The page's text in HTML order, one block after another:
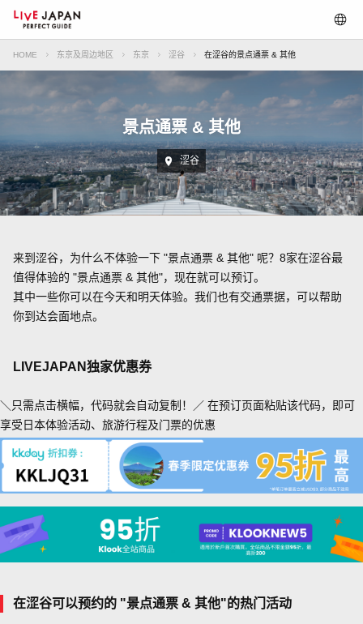
HOME 东京及周边地区 东京 涩谷 在涩谷的景点通票 & 其他
景点通票 & 其他
涩谷
来到涩谷，为什么不体验一下 "景点通票 & 其他" 呢？8家在涩谷最
值得体验的 "景点通票 & 其他"，现在就可以预订。
其中一些你可以在今天和明天体验。我们也有交通票据，可以帮助
你到达会面地点。
LIVEJAPAN独家优惠券
＼只需点击横幅，代码就会自动复制！／ 在预订页面粘贴该代码，即可
享受日本体验活动、旅游行程及门票的优惠
在涩谷可以预约的 "景点通票 & 其他"的热门活动